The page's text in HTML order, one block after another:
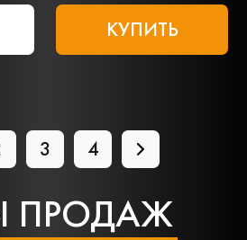
КУПИТЬ
3 4
ПРОДАЖ